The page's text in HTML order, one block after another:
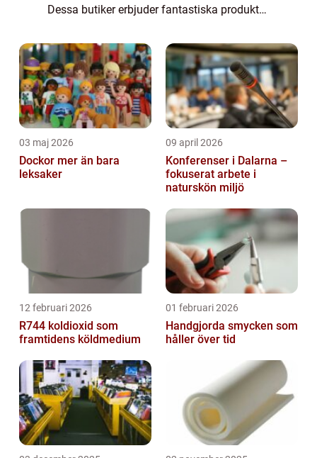
Dessa butiker erbjuder fantastiska produkter
03 maj 2026
Dockor mer än bara
leksaker
09 april 2026
Konferenser i Dalarna –
fokuserat arbete i
naturskön miljö
12 februari 2026
R744 koldioxid som
framtidens köldmedium
01 februari 2026
Handgjorda smycken som
håller över tid